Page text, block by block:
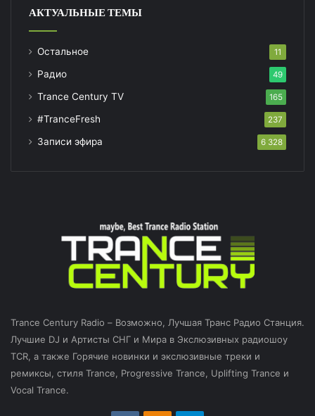
АКТУАЛЬНЫЕ ТЕМЫ
Остальное 11
Радио 49
Trance Century TV 165
#TranceFresh 237
Записи эфира 6 328
Trance Century Radio – Возможно, Лучшая Транс Радио Станция.
Лучшие DJ и Артисты СНГ и Мира в Экслюзивных радиошоу
TCR, а также Горячие новинки и экслюзивные треки и
ремиксы, стиля Trance, Progressive Trance, Uplifting Trance и
Vocal Trance.